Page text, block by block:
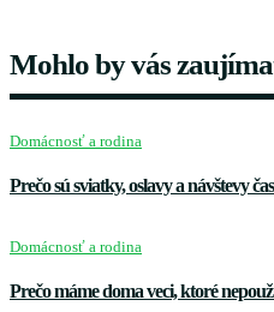
Mohlo by vás
Domácnosť a rodina
Prečo sú sviatky, oslavy a návštevy
Domácnosť a rodina
Prečo máme doma veci, ktoré